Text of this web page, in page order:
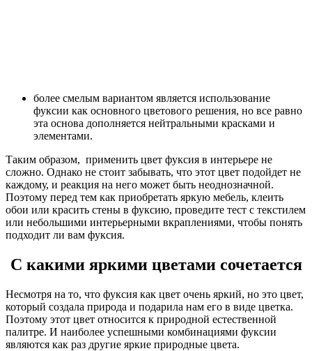
более смелым вариантом является использование
фуксии как основного цветового решения, но все равно
эта основа дополняется нейтральными красками и
элементами.
Таким образом, применить цвет фуксия в интерьере не
сложно. Однако не стоит забывать, что этот цвет подойдет не
каждому, и реакция на него может быть неоднозначной.
Поэтому перед тем как приобретать яркую мебель, клеить
обои или красить стены в фуксию, проведите тест с текстилем
или небольшими интерьерными вкраплениями, чтобы понять
подходит ли вам фуксия.
С какими яркими цветами сочетается
Несмотря на то, что фуксия как цвет очень яркий, но это цвет,
который создала природа и подарила нам его в виде цветка.
Поэтому этот цвет относится к природной естественной
палитре. И наиболее успешными комбинациями фуксии
являются как раз другие яркие природные цвета.